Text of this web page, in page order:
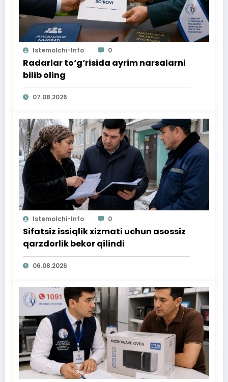
Istemolchi-Info 0
Radarlar to‘g‘risida ayrim narsalarni
bilib oling
07.08.2026
Istemolchi-Info 0
Sifatsiz issiqlik xizmati uchun asossiz
qarzdorlik bekor qilindi
06.08.2026